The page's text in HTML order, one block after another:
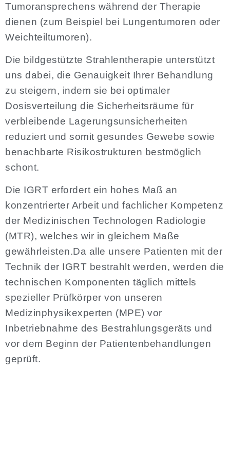
Tumoransprechens während der Therapie
dienen (zum Beispiel bei Lungentumoren oder
Weichteiltumoren).
Die bildgestützte Strahlentherapie unterstützt
uns dabei, die Genauigkeit Ihrer Behandlung
zu steigern, indem sie bei optimaler
Dosisverteilung die Sicherheitsräume für
verbleibende Lagerungsunsicherheiten
reduziert und somit gesundes Gewebe sowie
benachbarte Risikostrukturen bestmöglich
schont.
Die IGRT erfordert ein hohes Maß an
konzentrierter Arbeit und fachlicher Kompetenz
der Medizinischen Technologen Radiologie
(MTR), welches wir in gleichem Maße
gewährleisten.Da alle unsere Patienten mit der
Technik der IGRT bestrahlt werden, werden die
technischen Komponenten täglich mittels
spezieller Prüfkörper von unseren
Medizinphysikexperten (MPE) vor
Inbetriebnahme des Bestrahlungsgeräts und
vor dem Beginn der Patientenbehandlungen
geprüft.